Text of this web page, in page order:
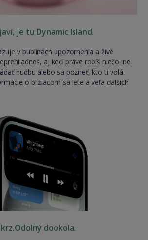
je tu Dynamic Island.
v bublinách upozornenia a živé
aj keď práve robíš niečo iné.
hudbu alebo sa pozrieť, kto ti volá.
o blížiacom sa lete a veľa ďalších
dookola.